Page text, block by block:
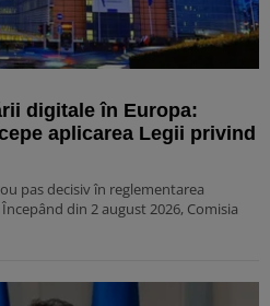
digitale în Europa:
aplicarea Legii privind
pas decisiv în reglementarea
din 2 august 2026, Comisia